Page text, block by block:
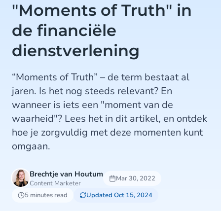
"Moments of Truth" in
de financiële
dienstverlening
“Moments of Truth” – de term bestaat al
jaren. Is het nog steeds relevant? En
wanneer is iets een "moment van de
waarheid"? Lees het in dit artikel, en ontdek
hoe je zorgvuldig met deze momenten kunt
omgaan.
Brechtje van Houtum
Content Marketer
Mar 30, 2022
5 minutes read
Updated Oct 15, 2024